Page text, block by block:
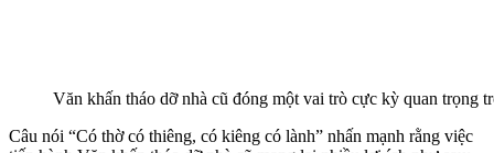
Văn khấn tháo dỡ nhà cũ đóng một vai trò cực kỳ quan trọng
Câu nói “Có thờ có thiêng, có kiêng có lành” nhấn mạnh rằng việc